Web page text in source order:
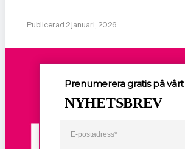
Publicerad 2 januari, 2026
Prenumerera gratis på vårt
NYHETSBREV